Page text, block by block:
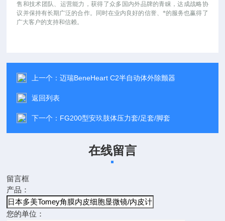
售和技术团队、运营能力，获得了众多国内外品牌的青睐，达成战略协
议并保持有长期广泛的合作。同时在业内良好的信誉、*的服务也赢得了
广大客户的支持和信赖。
上一个：迈瑞BeneHeart C2半自动体外除颤器
返回列表
下一个： FG200型安玖肢体压力套/足套/脚套
在线留言
留言框
产品：
您的单位：